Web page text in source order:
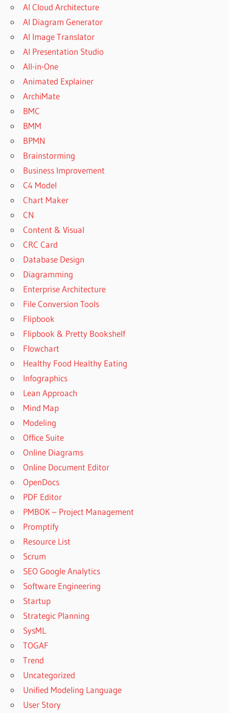
AI Cloud Architecture
AI Diagram Generator
AI Image Translator
AI Presentation Studio
All-in-One
Animated Explainer
ArchiMate
BMC
BMM
BPMN
Brainstorming
Business Improvement
C4 Model
Chart Maker
CN
Content & Visual
CRC Card
Database Design
Diagramming
Enterprise Architecture
File Conversion Tools
Flipbook
Flipbook & Pretty Bookshelf
Flowchart
Healthy Food Healthy Eating
Infographics
Lean Approach
Mind Map
Modeling
Office Suite
Online Diagrams
Online Document Editor
OpenDocs
PDF Editor
PMBOK – Project Management
Promptify
Resource List
Scrum
SEO Google Analytics
Software Engineering
Startup
Strategic Planning
SysML
TOGAF
Trend
Uncategorized
Unified Modeling Language
User Story